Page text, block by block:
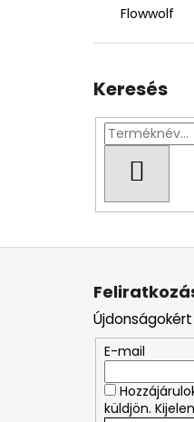
Flowwolf
Keresés
E-mail
küldjön.